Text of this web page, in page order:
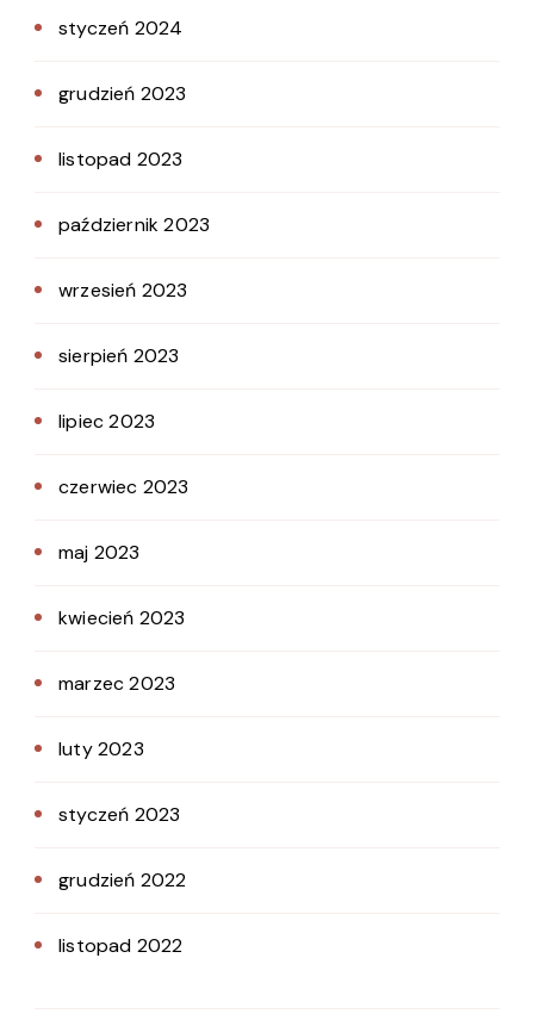
styczeń 2024
grudzień 2023
listopad 2023
październik 2023
wrzesień 2023
sierpień 2023
lipiec 2023
czerwiec 2023
maj 2023
kwiecień 2023
marzec 2023
luty 2023
styczeń 2023
grudzień 2022
listopad 2022